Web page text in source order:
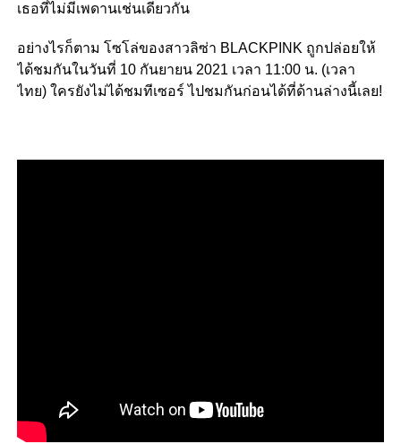
เธอที่ไม่มีเพดานเช่นเดียวกัน
อย่างไรก็ตาม โซโล่ของสาวลิซ่า BLACKPINK ถูกปล่อยให้
ได้ชมกันในวันที่ 10 กันยายน 2021 เวลา 11:00 น. (เวลา
ไทย) ใครยังไม่ได้ชมทีเซอร์ ไปชมกันก่อนได้ที่ด้านล่างนี้เลย!